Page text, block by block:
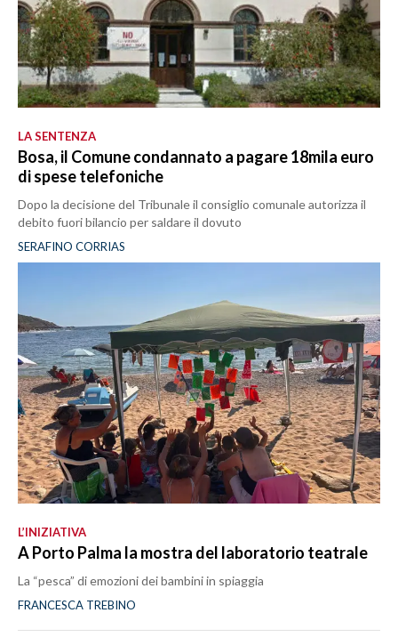
LA SENTENZA
Bosa, il Comune condannato a pagare 18mila euro
di spese telefoniche
Dopo la decisione del Tribunale il consiglio comunale autorizza il
debito fuori bilancio per saldare il dovuto
SERAFINO CORRIAS
L’INIZIATIVA
A Porto Palma la mostra del laboratorio teatrale
La “pesca” di emozioni dei bambini in spiaggia
FRANCESCA TREBINO